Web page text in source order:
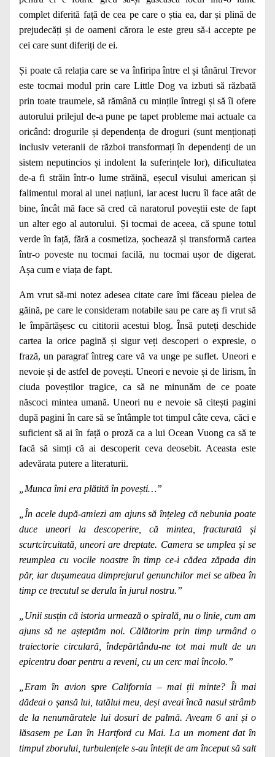
complet diferită față de cea pe care o știa ea, dar și plină de
prejudecăți și de oameni cărora le este greu să-i accepte pe
cei care sunt diferiți de ei.
Și poate că relația care se va înfiripa între el și tânărul Trevor
este tocmai modul prin care Little Dog va izbuti să răzbată
prin toate traumele, să rămână cu mințile întregi și să îi ofere
autorului prilejul de-a pune pe tapet probleme mai actuale ca
oricând: drogurile și dependența de droguri (sunt menționați
inclusiv veteranii de război transformați în dependenți de un
sistem neputincios și indolent la suferințele lor), dificultatea
de-a fi străin într-o lume străină, eșecul visului american și
falimentul moral al unei națiuni, iar acest lucru îl face atât de
bine, încât mă face să cred că naratorul poveștii este de fapt
un alter ego al autorului. Și tocmai de aceea, că spune totul
verde în față, fără a cosmetiza, șochează și transformă cartea
într-o poveste nu tocmai facilă, nu tocmai ușor de digerat.
Așa cum e viața de fapt.
Am vrut să-mi notez adesea citate care îmi făceau pielea de
găină, pe care le consideram notabile sau pe care aș fi vrut să
le împărtășesc cu cititorii acestui blog. Însă puteți deschide
cartea la orice pagină și sigur veți descoperi o expresie, o
frază, un paragraf întreg care vă va unge pe suflet. Uneori e
nevoie și de astfel de povești. Uneori e nevoie și de lirism, în
ciuda poveștilor tragice, ca să ne minunăm de ce poate
născoci mintea umană. Uneori nu e nevoie să citești pagini
după pagini în care să se întâmple tot timpul câte ceva, căci e
suficient să ai în față o proză ca a lui Ocean Vuong ca să te
facă să simți că ai descoperit ceva deosebit. Aceasta este
adevărata putere a literaturii.
„Munca îmi era plătită în povești…”
„În acele după-amiezi am ajuns să înțeleg că nebunia poate
duce uneori la descoperire, că mintea, fracturată și
scurtcircuitată, uneori are dreptate. Camera se umplea și se
reumplea cu vocile noastre în timp ce-i cădea zăpada din
păr, iar dușumeaua dimprejurul genunchilor mei se albea în
timp ce trecutul se derula în jurul nostru.”
„Unii susțin că istoria urmează o spirală, nu o linie, cum am
ajuns să ne așteptăm noi. Călătorim prin timp urmând o
traiectorie circulară, îndepărtându-ne tot mai mult de un
epicentru doar pentru a reveni, cu un cerc mai încolo.”
„Eram în avion spre California – mai ții minte? Îi mai
dădeai o șansă lui, tatălui meu, deși aveai încă nasul strâmb
de la nenumăratele lui dosuri de palmă. Aveam 6 ani și o
lăsasem pe Lan în Hartford cu Mai. La un moment dat în
timpul zborului, turbulențele s-au întețit de am început să salt